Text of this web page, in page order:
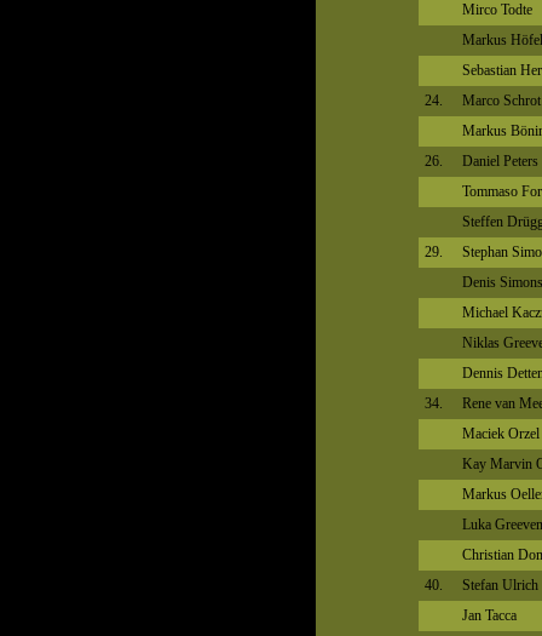
Mirco Todte
Markus
Sebastian
24.
Marco Schrot
Markus
26.
Daniel Peters
Tommaso
Steffen
29.
Stephan
Denis Simons
Michael
Niklas
Dennis
34.
Rene van
Maciek Orzel
Kay Marvin
Markus
Luka Greeven
Christian
40.
Stefan Ulrich
Jan Tacca